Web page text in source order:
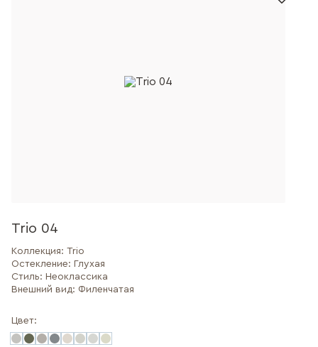
Trio 04
Коллекция: Trio
Остекление: Глухая
Стиль: Неоклассика
Внешний вид: Филенчатая
Цвет: